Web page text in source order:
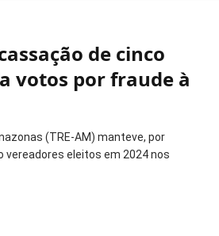
de cinco
votos por fraude à
(TRE-AM) manteve, por
vereadores eleitos em 2024 nos